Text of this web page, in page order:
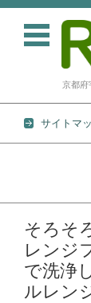
京都
サイトマ
コンテンツに移動
そろそ
レンジ
で洗浄
ルレン